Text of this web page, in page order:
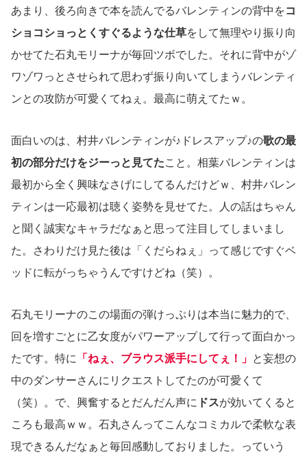
あまり、後ろ向きで本を読んでるバレンティンの背中をコ
ショコショっとくすぐるような仕草をして無理やり振り向
かせてた石丸モリーナが毎回ツボでした。それに背中がゾ
ワゾワっとさせられて思わず振り向いてしまうバレンティ
ンとの攻防が可愛くてねぇ。最高に萌えてたｗ。
面白いのは、村井バレンティンが♪ドレスアップ♪の歌の最
初の部分だけをジーっと見てたこと。相葉バレンティンは
最初から全く興味なさげにしてるんだけどｗ、村井バレン
ティンは一応最初は聴く姿勢を見せてた。人の話はちゃん
と聞く誠実なキャラだなぁと思って注目してしまいまし
た。さわりだけ見た後は「くだらねぇ」って感じですぐベ
ッドに転がっちゃうんですけどね（笑）。
石丸モリーナのこの場面の弾けっぷりは本当に魅力的で、
回を増すごとに乙女度がパワーアップして行って面白かっ
たです。特に
「ねぇ、ブラウス派手にしてぇ！」 と妄想の
中のダンサーさんにリクエストしてたのが可愛くて
（笑）。で、興奮するとだんだん声に ドスが効いてくると
ころも最高ｗｗ。石丸さんってこんなコミカルで柔軟な表
現できるんだなぁと毎回感動しておりました。っていう